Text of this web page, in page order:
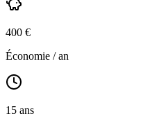
400 €
Économie / an
15 ans